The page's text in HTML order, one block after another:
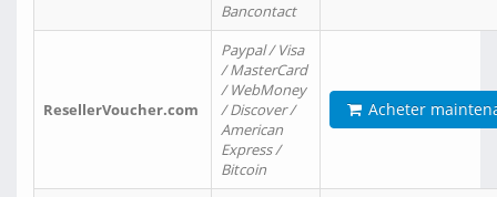
Bancontact
ResellerVoucher.com
Paypal / Visa
/ MasterCard
/ WebMoney
/ Discover /
American
Express /
Bitcoin
Acheter